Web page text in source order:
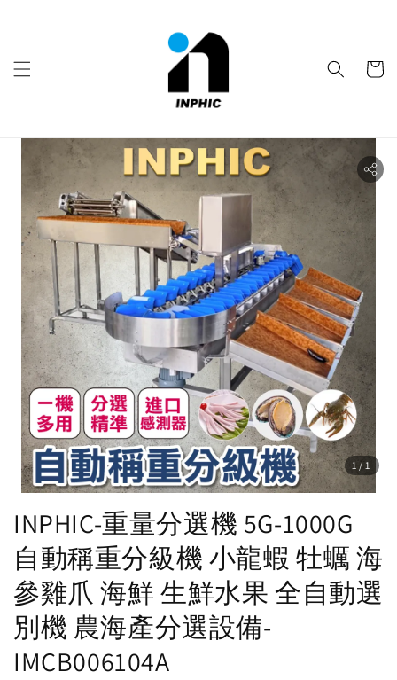
1 /1
INPHIC-重量分選機 5G-1000G
自動稱重分級機 小龍蝦 牡蠣 海
參雞爪 海鮮 生鮮水果 全自動選
別機 農海產分選設備-
IMCB006104A